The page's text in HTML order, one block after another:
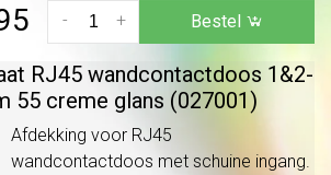
+
- Bestel
RJ45 wandcontactdoos 1&2-
55 creme glans (027001)
Afdekking voor RJ45
wandcontactdoos met schuine ingang.